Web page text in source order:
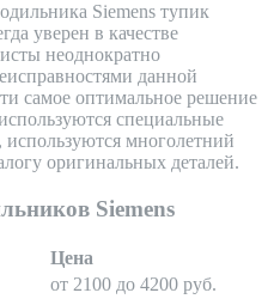
Siemens тупик
уверен в качестве
неоднократно
данной
самое оптимальное решение
специальные
многолетний
оригинальных деталей.
Siemens
Цена
от 2100 до 4200 руб.